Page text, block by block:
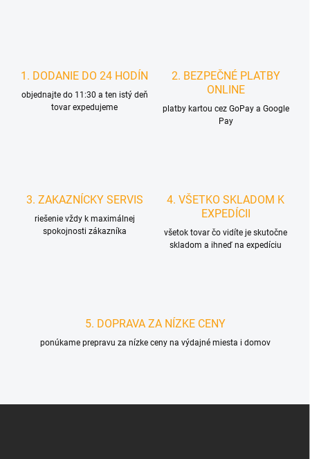
1. DODANIE DO 24 HODÍN
objednajte do 11:30 a ten istý deň
tovar expedujeme
2. BEZPEČNÉ PLATBY
ONLINE
platby kartou cez GoPay a Google
Pay
3. ZAKAZNÍCKY SERVIS
riešenie vždy k maximálnej
spokojnosti zákazníka
4. VŠETKO SKLADOM K
EXPEDÍCII
všetok tovar čo vidíte je skutočne
skladom a ihneď na expedíciu
5. DOPRAVA ZA NÍZKE CENY
ponúkame prepravu za nízke ceny na výdajné miesta i domov